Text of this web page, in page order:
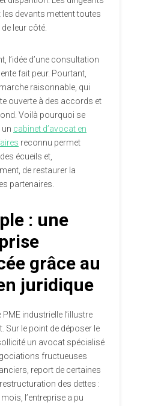
les devants mettent toutes
leur côté.
l’idée d’une consultation
fait peur. Pourtant,
raisonnable, qui
ouverte à des accords et
Voilà pourquoi se
cabinet d’avocat en
reconnu permet
écueils et,
de restaurer la
partenaires.
: une
grâce au
juridique
PME industrielle l’illustre
Sur le point de déposer le
un avocat spécialisé
fructueuses
report de certaines
des dettes :
l’entreprise a pu